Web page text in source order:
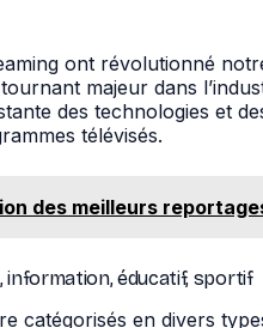
ont révolutionné
majeur dans
des technologies et
télévisés.
des meilleurs
information, éducatif, sportif
catégorisés en divers